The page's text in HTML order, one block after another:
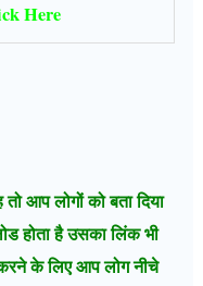
Here
आप लोगों को बता दिया
होता है उसका लिंक भी
के लिए आप लोग नीचे